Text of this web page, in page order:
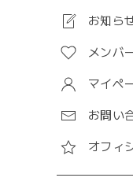
お知ら
メンバ
マイペ
お問い
オフィ